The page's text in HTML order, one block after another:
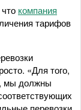
компания
тарифов
«Для того,
мы должны